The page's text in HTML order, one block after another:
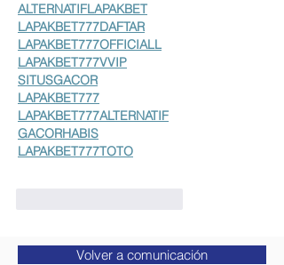
ALTERNATIFLAPAKBET
LAPAKBET777DAFTAR
LAPAKBET777OFFICIALL
LAPAKBET777VVIP
SITUSGACOR
LAPAKBET777
LAPAKBET777ALTERNATIF
GACORHABIS
LAPAKBET777TOTO
Volver a comunicación